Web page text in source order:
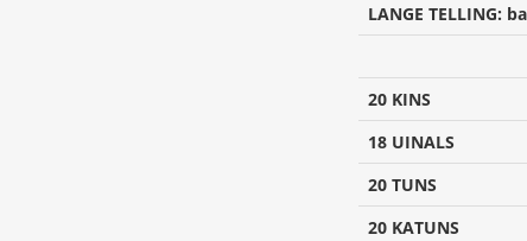
LANGE TELLING:
20 KINS
18 UINALS
20 TUNS
20 KATUNS